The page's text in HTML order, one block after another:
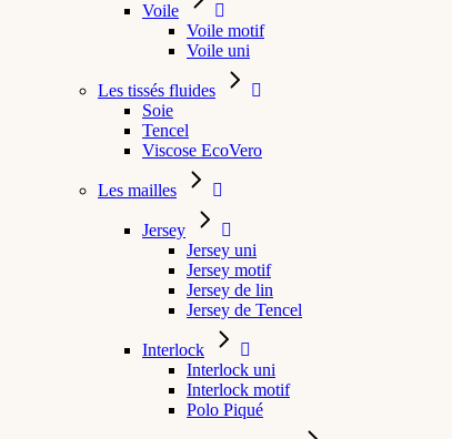
Voile
Voile motif
Voile uni
Les tissés fluides
Soie
Tencel
Viscose EcoVero
Les mailles
Jersey
Jersey uni
Jersey motif
Jersey de lin
Jersey de Tencel
Interlock
Interlock uni
Interlock motif
Polo Piqué